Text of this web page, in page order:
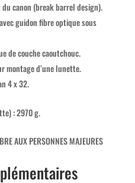
canon (break barrel design).
guidon fibre optique sous
de couche caoutchouc.
montage d’une lunette.
4 x 32.
: 2970 g.
AUX PERSONNES MAJEURES